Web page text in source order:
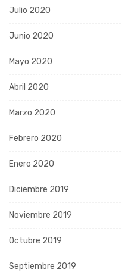
Julio 2020
Junio 2020
Mayo 2020
Abril 2020
Marzo 2020
Febrero 2020
Enero 2020
Diciembre 2019
Noviembre 2019
Octubre 2019
Septiembre 2019